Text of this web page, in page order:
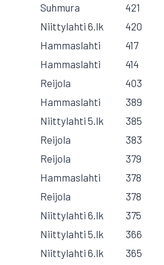
Suhmura
421
Niittylahti 6.lk
420
Hammaslahti
417
Hammaslahti
414
Reijola
403
Hammaslahti
389
Niittylahti 5.lk
385
Reijola
383
Reijola
379
Hammaslahti
378
Reijola
378
Niittylahti 6.lk
375
Niittylahti 5.lk
366
Niittylahti 6.lk
365